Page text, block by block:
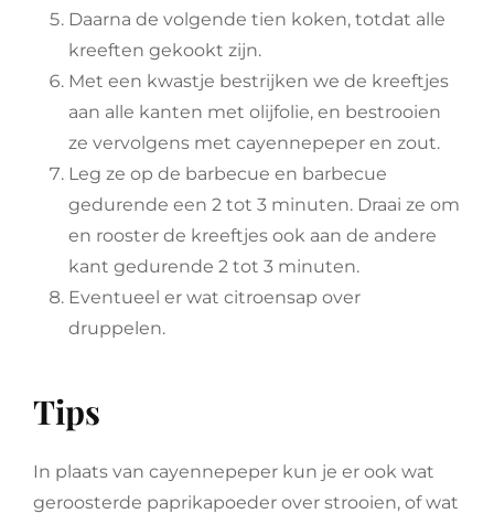
Daarna de volgende tien koken, totdat alle
kreeften gekookt zijn.
Met een kwastje bestrijken we de kreeftjes
aan alle kanten met olijfolie, en bestrooien
ze vervolgens met cayennepeper en zout.
Leg ze op de barbecue en barbecue
gedurende een 2 tot 3 minuten. Draai ze om
en rooster de kreeftjes ook aan de andere
kant gedurende 2 tot 3 minuten.
Eventueel er wat citroensap over
druppelen.
Tips
In plaats van cayennepeper kun je er ook wat
geroosterde paprikapoeder over strooien, of wat